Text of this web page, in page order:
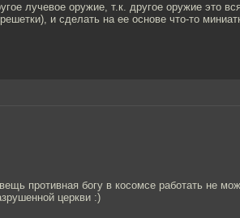
лучевое оружие, т.к. другое оружие это
и сделать на ее основе что-то
противная богу в косомсе работать не
церкви :)